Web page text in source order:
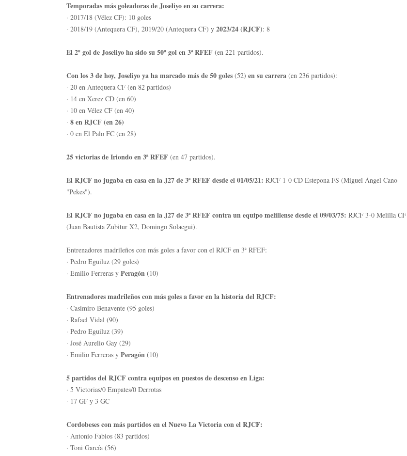
Temporadas más goleadoras de Joseliyo en su carrera:
· 2017/18 (Vélez CF): 10 goles
· 2018/19 (Antequera CF), 2019/20 (Antequera CF) y 2023/24 (RJCF): 8
El 2º gol de Joseliyo ha sido su 50º gol en 3ª RFEF (en 221 partidos).
Con los 3 de hoy, Joseliyo ya ha marcado más de 50 goles (52) en su carrera (en 236 partidos):
· 20 en Antequera CF (en 82 partidos)
· 14 en Xerez CD (en 60)
· 10 en Vélez CF (en 40)
· 8 en RJCF (en 26)
· 0 en El Palo FC (en 28)
25 victorias de Iriondo en 3ª RFEF (en 47 partidos).
El RJCF no jugaba en casa en la J27 de 3ª RFEF desde el 01/05/21: RJCF 1-0 CD Estepona FS (Miguel Ángel Cano
"Pekes").
El RJCF no jugaba en casa en la J27 de 3ª RFEF contra un equipo melillense desde el 09/03/75: RJCF 3-0 Melilla CF
(Juan Bautista Zubitur X2, Domingo Solaegui).
Entrenadores madrileños con más goles a favor con el RJCF en 3ª RFEF:
· Pedro Eguiluz (29 goles)
· Emilio Ferreras y Peragón (10)
Entrenadores madrileños con más goles a favor en la historia del RJCF:
· Casimiro Benavente (95 goles)
· Rafael Vidal (90)
· Pedro Eguiluz (39)
· José Aurelio Gay (29)
· Emilio Ferreras y Peragón (10)
5 partidos del RJCF contra equipos en puestos de descenso en Liga:
· 5 Victorias/0 Empates/0 Derrotas
· 17 GF y 3 GC
Cordobeses con más partidos en el Nuevo La Victoria con el RJCF:
· Antonio Fabios (83 partidos)
· Toni García (56)